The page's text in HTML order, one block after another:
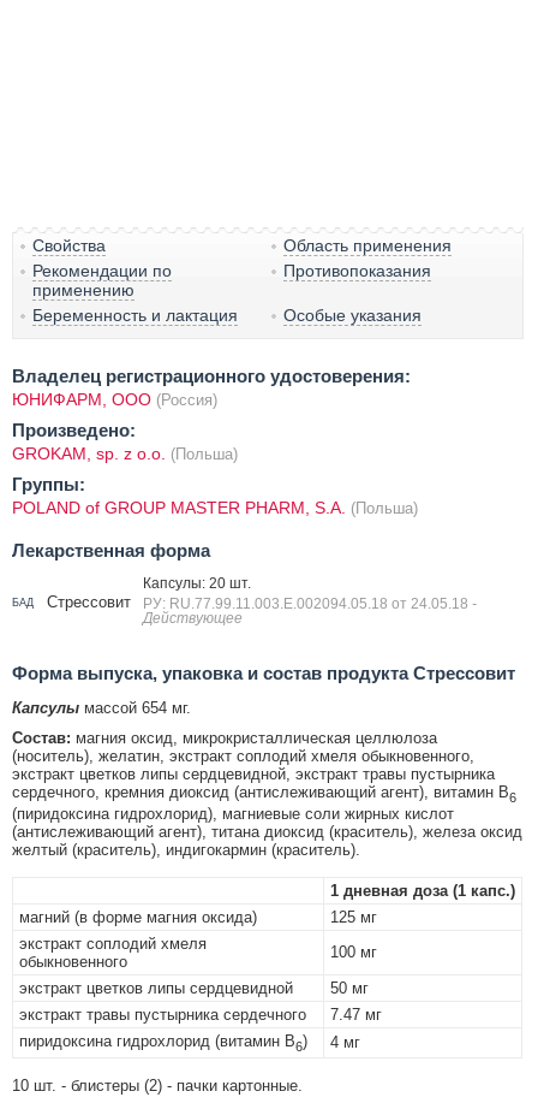
Свойства
Область применения
Рекомендации по
применению
Противопоказания
Беременность и лактация Особые указания
Владелец регистрационного удостоверения:
ЮНИФАРМ, ООО (Россия)
Произведено:
GROKAM, sp. z o.o. (Польша)
Группы:
POLAND of GROUP MASTER PHARM, S.A. (Польша)
Лекарственная форма
БАД Стрессовит
Капсулы: 20 шт.
РУ: RU.77.99.11.003.Е.002094.05.18 от 24.05.18 -
Действующее
Форма выпуска, упаковка и состав продукта Стрессовит
Капсулы массой 654 мг.
Состав: магния оксид, микрокристаллическая целлюлоза
(носитель), желатин, экстракт соплодий хмеля обыкновенного,
экстракт цветков липы сердцевидной, экстракт травы пустырника
сердечного, кремния диоксид (антислеживающий агент), витамин В6
(пиридоксина гидрохлорид), магниевые соли жирных кислот
(антислеживающий агент), титана диоксид (краситель), железа оксид
желтый (краситель), индигокармин (краситель).
1 дневная доза (1 капс.)
магний (в форме магния оксида)
125 мг
экстракт соплодий хмеля
обыкновенного
100 мг
экстракт цветков липы сердцевидной
50 мг
экстракт травы пустырника сердечного
7.47 мг
пиридоксина гидрохлорид (витамин B6) 4 мг
10 шт. - блистеры (2) - пачки картонные.